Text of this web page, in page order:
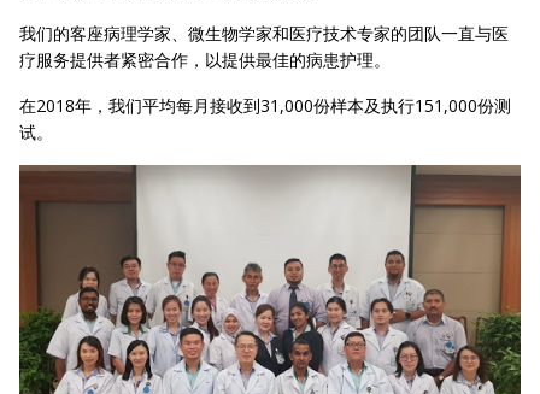
我们的客座病理学家、微生物学家和医疗技术专家的团队一直与医
疗服务提供者紧密合作，以提供最佳的病患护理。
在2018年，我们平均每月接收到31,000份样本及执行151,000份测
试。